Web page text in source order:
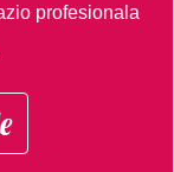
profesionala